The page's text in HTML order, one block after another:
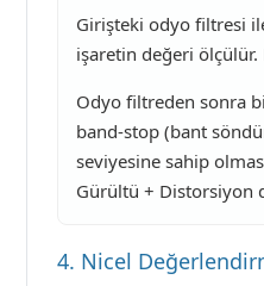
Girişteki odyo filtresi
işaretin değeri
Odyo filtreden sonra
band-stop (bant
seviyesine sahip
Gürültü + Distorsiyon
4. Nicel